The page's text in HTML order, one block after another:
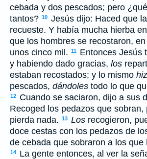
cebada y dos pescados; pero
tantos? 10 Jesús dijo: Haced que
recueste. Y había mucha hierba
que los hombres se recostaron,
unos cinco mil. 11
Entonces Jesús
y habiendo dado gracias, los
estaban recostados; y lo mismo
pescados, dándoles todo lo que
12
Cuando se saciaron, dijo a sus
Recoged los pedazos que sobran,
pierda nada. 13 Los recogieron,
doce cestas con los pedazos de
de cebada que sobraron a los que
14 La gente entonces, al ver la